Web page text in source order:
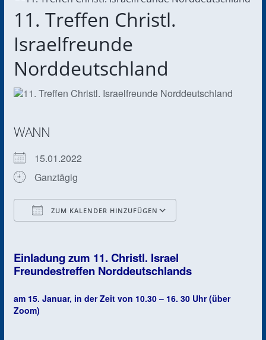
11. Treffen Christl.
Israelfreunde
Norddeutschland
WANN
15.01.2022
Ganztägig
ZUM KALENDER HINZUFÜGEN
Einladung zum 11. Christl. Israel
Freundestreffen Norddeutschlands
am 15. Januar, in der Zeit von 10.30 – 16. 30 Uhr (über
Zoom)